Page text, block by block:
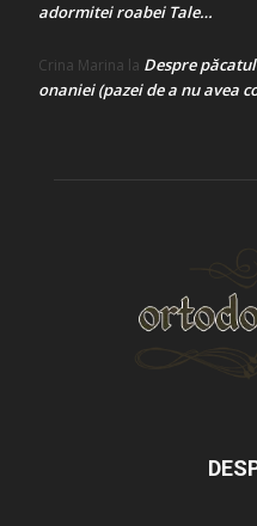
adormitei roabei Tale…
Crina Marina la Despre
onaniei (pazei de a nu avea